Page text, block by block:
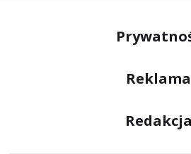
Reklama
Redakcja